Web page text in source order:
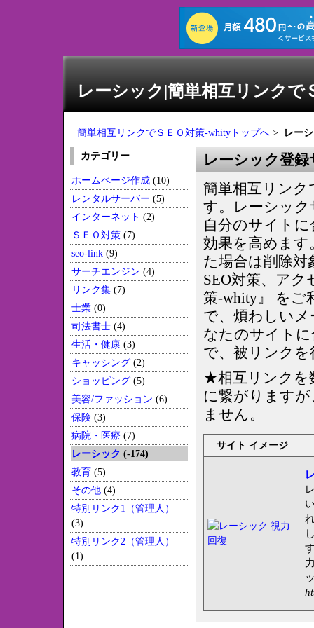
レーシック|簡単相互リンクで
簡単相互リンクでＳＥＯ対策-whityトップへ > レー
カテゴリー
ホームページ作成 (10)
レンタルサーバー (5)
インターネット (2)
ＳＥＯ対策 (7)
seo-link (9)
サーチエンジン (4)
リンク集 (7)
士業 (0)
司法書士 (4)
生活・健康 (3)
キャッシング (2)
ショッピング (5)
美容/ファッション (6)
保険 (3)
病院・医療 (7)
レーシック (-174)
教育 (5)
その他 (4)
特別リンク1（管理人）
(3)
特別リンク2（管理人）
(1)
レーシック登
簡単相互リン
す。レーシッ
自分のサイト
効果を高めま
た場合は削除
SEO対策、ア
策-whity』 をご
で、煩わしい
なたのサイト
で、被リンク
★相互リンクを
に繋がります
ません。
サイト イメージ